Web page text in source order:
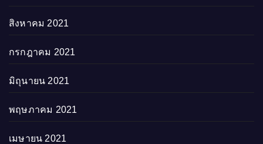
สิงหาคม 2021
กรกฎาคม 2021
มิถุนายน 2021
พฤษภาคม 2021
เมษายน 2021